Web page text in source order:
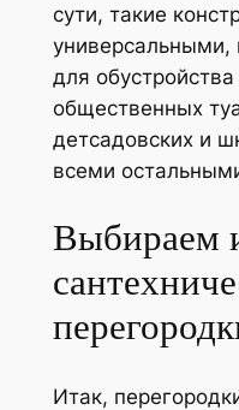
сути, такие
универсальными,
для
общественных
детсадовских и
всеми
Выбираем
Итак,